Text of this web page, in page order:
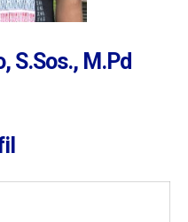
S.Sos., M.Pd